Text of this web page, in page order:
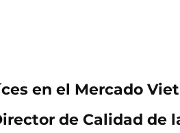
en el Mercado
de Calidad de